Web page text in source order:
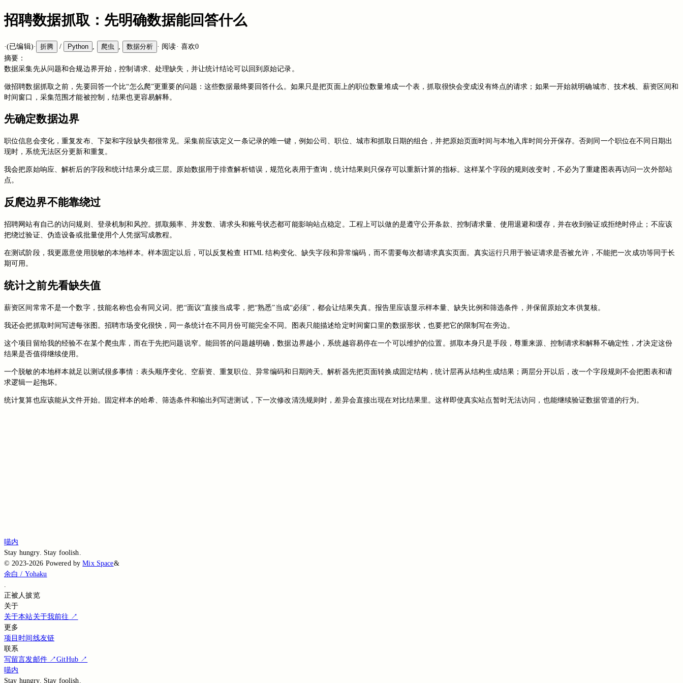
招聘数据抓取：先明确数据能回答什么
·(已编辑)· 折腾 / Python 爬虫 数据分析 · 阅读· 喜欢0
摘要：
数据采集先从问题和合规边界开始，控制请求、处理缺失，并让统计结论可以回到原始记录。
做招聘数据抓取之前，先要回答一个比“怎么爬”更重要的问题：这些数据最终要回答什么。如果只是把页面上的职位数量堆成一个表，抓取很快会变成没有终点的请求；如果一开始就明确城市、技术栈、薪资区间和
时间窗口，采集范围才能被控制，结果也更容易解释。
先确定数据边界
职位信息会变化，重复发布、下架和字段缺失都很常见。采集前应该定义一条记录的唯一键，例如公司、职位、城市和抓取日期的组合，并把原始页面时间与本地入库时间分开保存。否则同一个职位在不同日期出
现时，系统无法区分更新和重复。
我会把原始响应、解析后的字段和统计结果分成三层。原始数据用于排查解析错误，规范化表用于查询，统计结果则只保存可以重新计算的指标。这样某个字段的规则改变时，不必为了重建图表再访问一次外部站
点。
反爬边界不能靠绕过
招聘网站有自己的访问规则、登录机制和风控。抓取频率、并发数、请求头和账号状态都可能影响站点稳定。工程上可以做的是遵守公开条款、控制请求量、使用退避和缓存，并在收到验证或拒绝时停止；不应该
把绕过验证、伪造设备或批量使用个人凭据写成教程。
在测试阶段，我更愿意使用脱敏的本地样本。样本固定以后，可以反复检查 HTML 结构变化、缺失字段和异常编码，而不需要每次都请求真实页面。真实运行只用于验证请求是否被允许，不能把一次成功等同于长
期可用。
统计之前先看缺失值
薪资区间常常不是一个数字，技能名称也会有同义词。把“面议”直接当成零，把“熟悉”当成“必须”，都会让结果失真。报告里应该显示样本量、缺失比例和筛选条件，并保留原始文本供复核。
我还会把抓取时间写进每张图。招聘市场变化很快，同一条统计在不同月份可能完全不同。图表只能描述给定时间窗口里的数据形状，也要把它的限制写在旁边。
这个项目留给我的经验不在某个爬虫库，而在于先把问题说窄。能回答的问题越明确，数据边界越小，系统越容易停在一个可以维护的位置。抓取本身只是手段，尊重来源、控制请求和解释不确定性，才决定这份
结果是否值得继续使用。
一个脱敏的本地样本就足以测试很多事情：表头顺序变化、空薪资、重复职位、异常编码和日期跨天。解析器先把页面转换成固定结构，统计层再从结构生成结果；两层分开以后，改一个字段规则不会把图表和请
求逻辑一起拖坏。
统计复算也应该能从文件开始。固定样本的哈希、筛选条件和输出列写进测试，下一次修改清洗规则时，差异会直接出现在对比结果里。这样即使真实站点暂时无法访问，也能继续验证数据管道的行为。
喵内
Stay hungry. Stay foolish.
©2023-2026 Powered by Mix Space&
余白 / Yohaku
.
正被 人披览
关于
关于本站关于我前往 ↗
更多
项目 时间线友链
联系
写留言发邮件↗GitHub↗
喵内
Stay hungry. Stay foolish.